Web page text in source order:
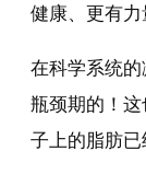
健康、更有力
在科学系统
瓶颈期的！
子上的脂肪已